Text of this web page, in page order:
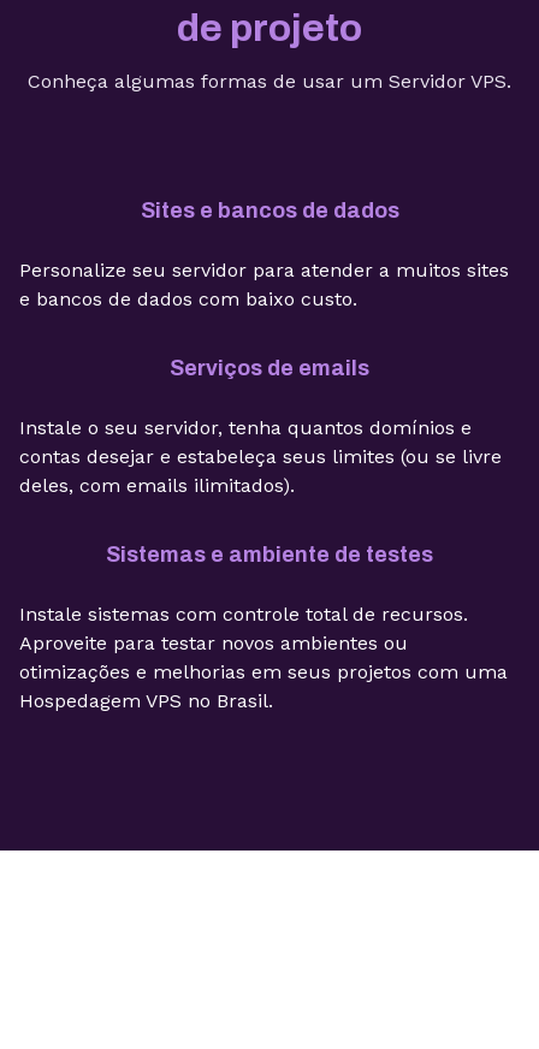
de projeto
Conheça algumas formas de usar um Servidor VPS.
Sites e bancos de dados
Personalize seu servidor para atender a muitos sites
e bancos de dados com baixo custo.
Serviços de emails
Instale o seu servidor, tenha quantos domínios e
contas desejar e estabeleça seus limites (ou se livre
deles, com emails ilimitados).
Sistemas e ambiente de testes
Instale sistemas com controle total de recursos.
Aproveite para testar novos ambientes ou
otimizações e melhorias em seus projetos com uma
Hospedagem VPS no Brasil.